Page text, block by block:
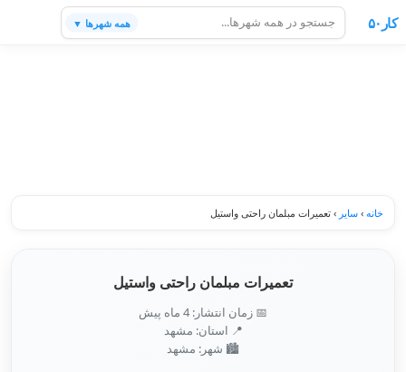
کار۵۰ همه شهرها ▼
خانه › سایر › تعمیرات مبلمان راحتی واستیل
تعمیرات مبلمان راحتی واستیل
📅 زمان انتشار: 4 ماه پیش
📍 استان: مشهد
🏙️ شهر: مشهد